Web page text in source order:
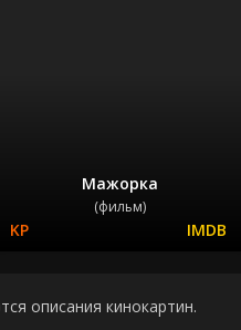
Мажорка
(фильм)
описания кинокартин.